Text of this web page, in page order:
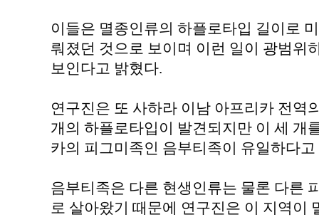
이들은 멸종인류의 하플로타입 길이로
뤄졌던 것으로 보이며 이런 일이 광범위
보인다고 밝혔다.
연구진은 또 사하라 이남 아프리카 전역
개의 하플로타입이 발견되지만 이 세 개
카의 피그미족인 음부티족이 유일하다고
음부티족은 다른 현생인류는 물론 다른
로 살아왔기 때문에 연구진은 이 지역이